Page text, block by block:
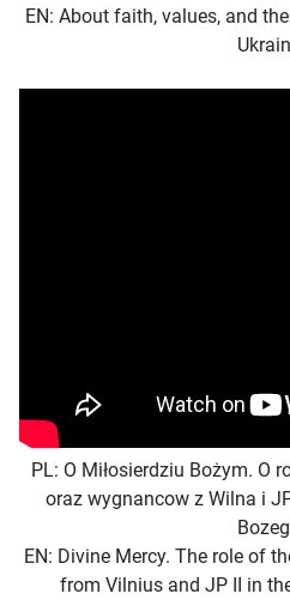
EN: About faith, values, and
PL: O Miłosierdziu Bożym. O
oraz wygnancow z Wilna i
EN: Divine Mercy. The role of
from Vilnius and JP II in